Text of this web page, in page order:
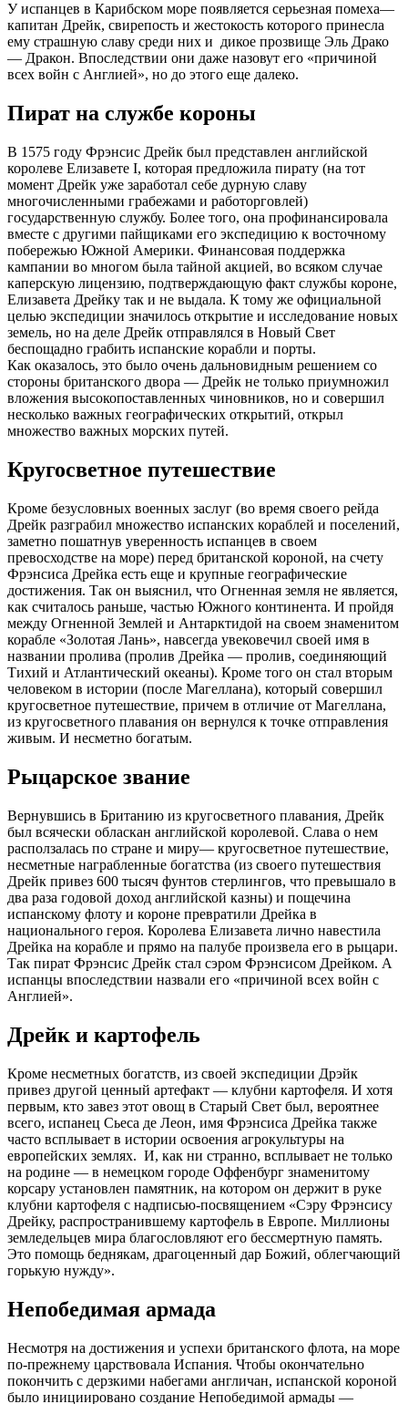
У испанцев в Карибском море появляется серьезная помеха—
капитан Дрейк, свирепость и жестокость которого принесла
ему страшную славу среди них и дикое прозвище Эль Драко
— Дракон. Впоследствии они даже назовут его «причиной
всех войн с Англией», но до этого еще далеко.
Пират на службе короны
В 1575 году Фрэнсис Дрейк был представлен английской
королеве Елизавете I, которая предложила пирату (на тот
момент Дрейк уже заработал себе дурную славу
многочисленными грабежами и работорговлей)
государственную службу. Более того, она профинансировала
вместе с другими пайщиками его экспедицию к восточному
побережью Южной Америки. Финансовая поддержка
кампании во многом была тайной акцией, во всяком случае
каперскую лицензию, подтверждающую факт службы короне,
Елизавета Дрейку так и не выдала. К тому же официальной
целью экспедиции значилось открытие и исследование новых
земель, но на деле Дрейк отправлялся в Новый Свет
беспощадно грабить испанские корабли и порты.
Как оказалось, это было очень дальновидным решением со
стороны британского двора — Дрейк не только приумножил
вложения высокопоставленных чиновников, но и совершил
несколько важных географических открытий, открыл
множество важных морских путей.
Кругосветное путешествие
Кроме безусловных военных заслуг (во время своего рейда
Дрейк разграбил множество испанских кораблей и поселений,
заметно пошатнув уверенность испанцев в своем
превосходстве на море) перед британской короной, на счету
Фрэнсиса Дрейка есть еще и крупные географические
достижения. Так он выяснил, что Огненная земля не является,
как считалось раньше, частью Южного континента. И пройдя
между Огненной Землей и Антарктидой на своем знаменитом
корабле «Золотая Лань», навсегда увековечил своей имя в
названии пролива (пролив Дрейка — пролив, соединяющий
Тихий и Атлантический океаны). Кроме того он стал вторым
человеком в истории (после Магеллана), который совершил
кругосветное путешествие, причем в отличие от Магеллана,
из кругосветного плавания он вернулся к точке отправления
живым. И несметно богатым.
Рыцарское звание
Вернувшись в Британию из кругосветного плавания, Дрейк
был всячески обласкан английской королевой. Слава о нем
расползалась по стране и миру— кругосветное путешествие,
несметные награбленные богатства (из своего путешествия
Дрейк привез 600 тысяч фунтов стерлингов, что превышало в
два раза годовой доход английской казны) и пощечина
испанскому флоту и короне превратили Дрейка в
национального героя. Королева Елизавета лично навестила
Дрейка на корабле и прямо на палубе произвела его в рыцари.
Так пират Фрэнсис Дрейк стал сэром Фрэнсисом Дрейком. А
испанцы впоследствии назвали его «причиной всех войн с
Англией».
Дрейк и картофель
Кроме несметных богатств, из своей экспедиции Дрэйк
привез другой ценный артефакт — клубни картофеля. И хотя
первым, кто завез этот овощ в Старый Свет был, вероятнее
всего, испанец Сьеса де Леон, имя Фрэнсиса Дрейка также
часто всплывает в истории освоения агрокультуры на
европейских землях. И, как ни странно, всплывает не только
на родине — в немецком городе Оффенбург знаменитому
корсару установлен памятник, на котором он держит в руке
клубни картофеля с надписью-посвящением «Сэру Фрэнсису
Дрейку, распространившему картофель в Европе. Миллионы
земледельцев мира благословляют его бессмертную память.
Это помощь беднякам, драгоценный дар Божий, облегчающий
горькую нужду».
Непобедимая армада
Несмотря на достижения и успехи британского флота, на море
по-прежнему царствовала Испания. Чтобы окончательно
покончить с дерзкими набегами англичан, испанской короной
было инициировано создание Непобедимой армады —